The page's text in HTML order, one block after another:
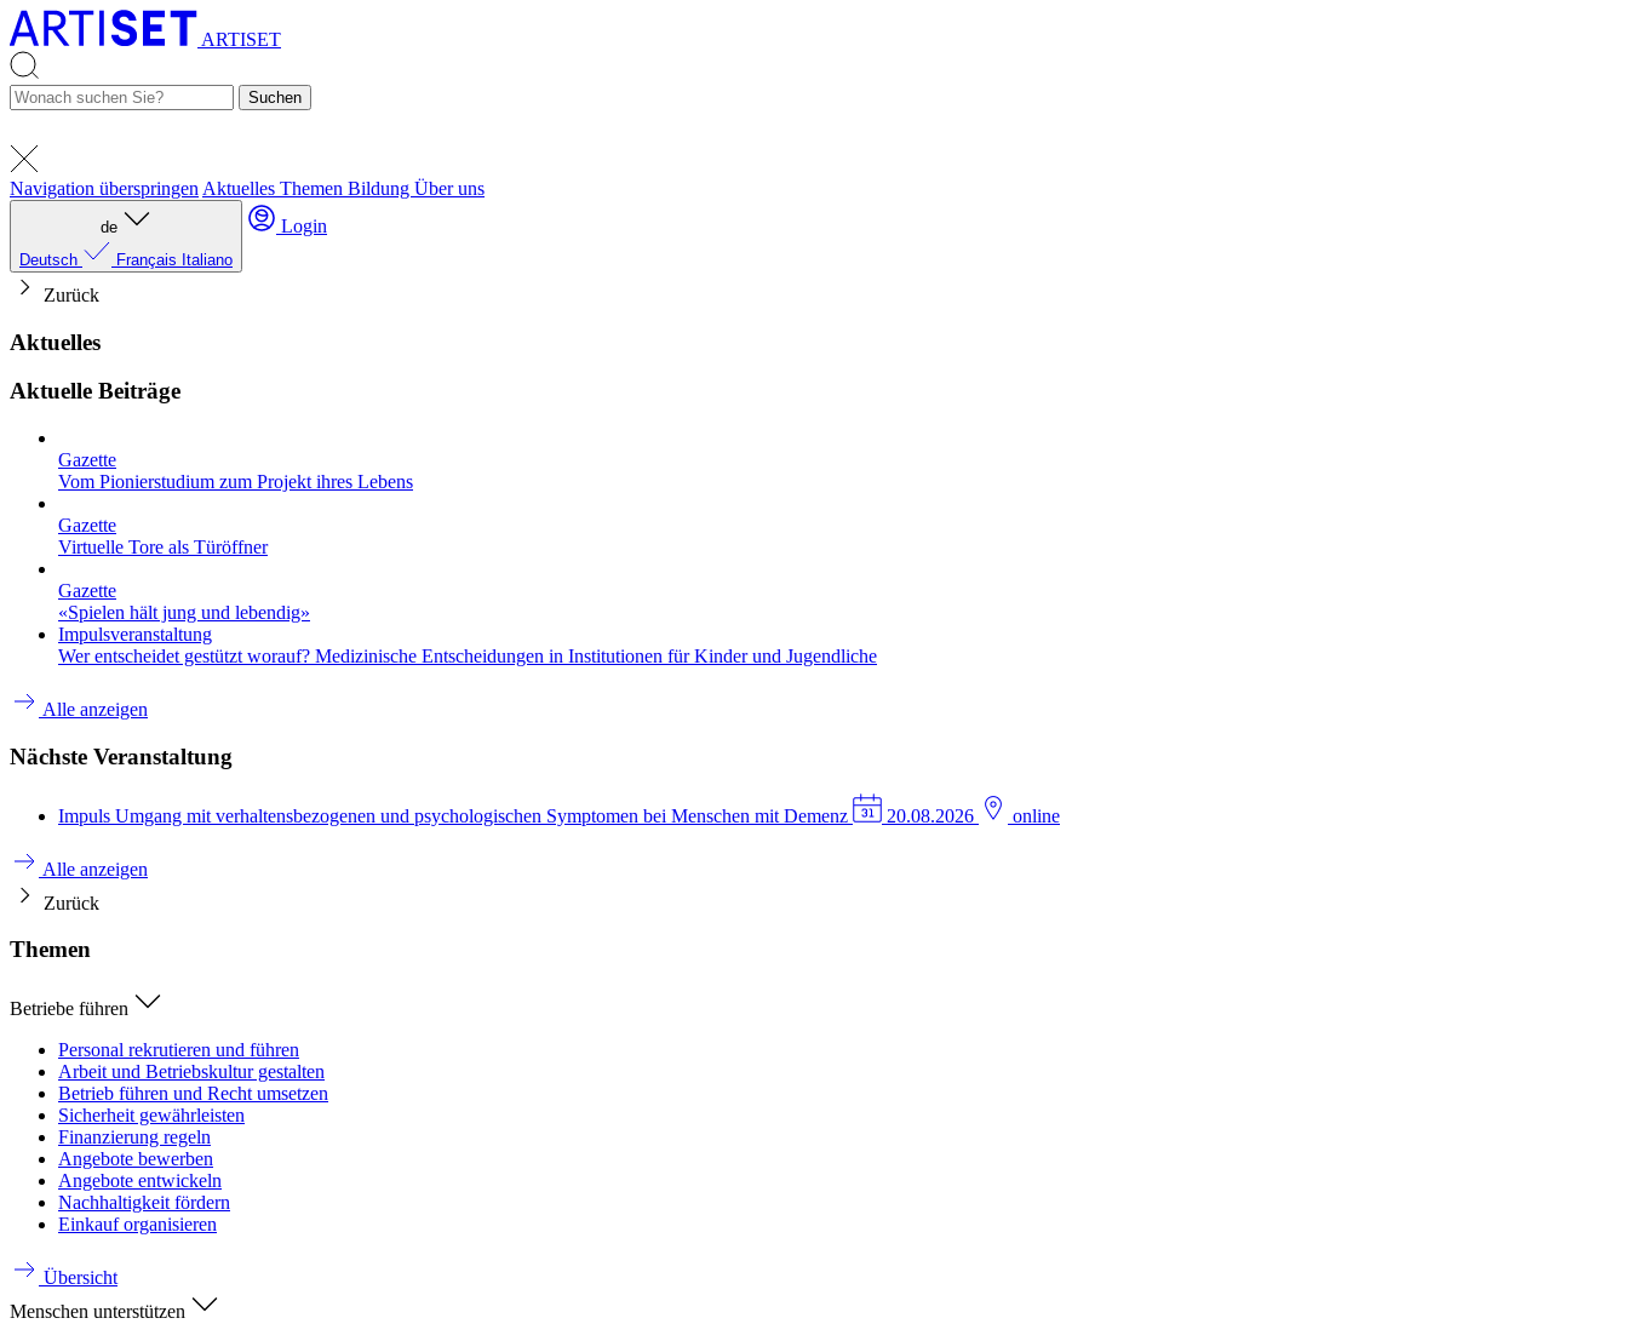
ARTISET
Suchen
Navigation überspringen Aktuelles Themen Bildung Über uns
de
Deutsch
Français Italiano
Login
Zurück
Aktuelles
Aktuelle Beiträge
Gazette
Vom Pionierstudium zum Projekt ihres Lebens
Gazette
Virtuelle Tore als Türöffner
Gazette
«Spielen hält jung und lebendig»
Impulsveranstaltung
Wer entscheidet gestützt worauf? Medizinische Entscheidungen in Institutionen für Kinder und Jugendliche
Alle anzeigen
Nächste Veranstaltung
Impuls Umgang mit verhaltensbezogenen und psychologischen Symptomen bei Menschen mit Demenz 20.08.2026 online
Alle anzeigen
Zurück
Themen
Betriebe führen
Personal rekrutieren und führen
Arbeit und Betriebskultur gestalten
Betrieb führen und Recht umsetzen
Sicherheit gewährleisten
Finanzierung regeln
Angebote bewerben
Angebote entwickeln
Nachhaltigkeit fördern
Einkauf organisieren
Übersicht
Menschen unterstützen